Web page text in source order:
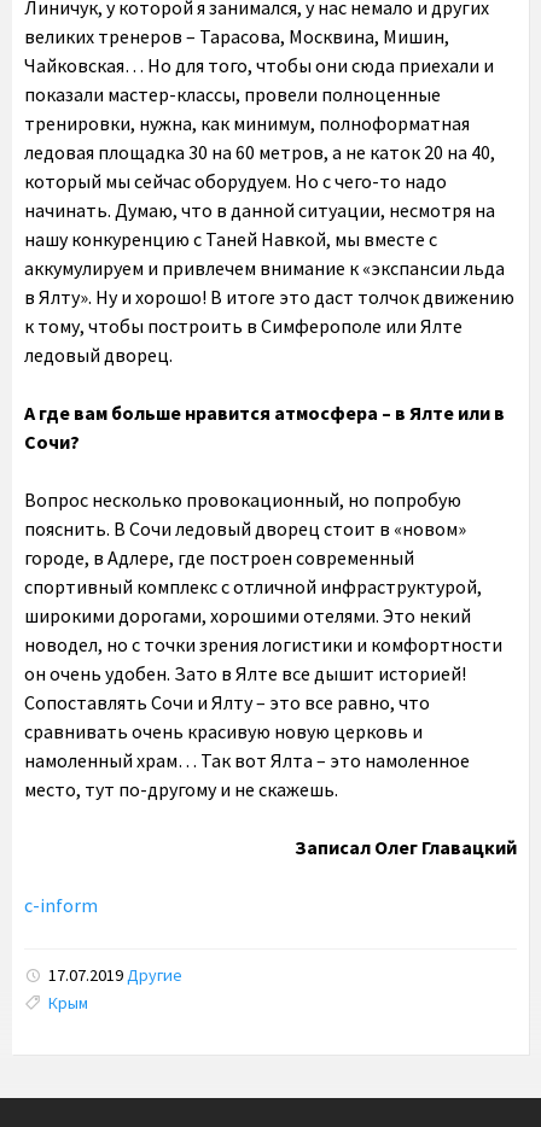
Линичук, у которой я занимался, у нас немало и других
великих тренеров – Тарасова, Москвина, Мишин,
Чайковская… Но для того, чтобы они сюда приехали и
показали мастер-классы, провели полноценные
тренировки, нужна, как минимум, полноформатная
ледовая площадка 30 на 60 метров, а не каток 20 на 40,
который мы сейчас оборудуем. Но с чего-то надо
начинать. Думаю, что в данной ситуации, несмотря на
нашу конкуренцию с Таней Навкой, мы вместе с
аккумулируем и привлечем внимание к «экспансии льда
в Ялту». Ну и хорошо! В итоге это даст толчок движению
к тому, чтобы построить в Симферополе или Ялте
ледовый дворец.
А где вам больше нравится атмосфера – в Ялте или в
Сочи?
Вопрос несколько провокационный, но попробую
пояснить. В Сочи ледовый дворец стоит в «новом»
городе, в Адлере, где построен современный
спортивный комплекс с отличной инфраструктурой,
широкими дорогами, хорошими отелями. Это некий
новодел, но с точки зрения логистики и комфортности
он очень удобен. Зато в Ялте все дышит историей!
Сопоставлять Сочи и Ялту – это все равно, что
сравнивать очень красивую новую церковь и
намоленный храм… Так вот Ялта – это намоленное
место, тут по-другому и не скажешь.
Записал Олег Главацкий
c-inform
17.07.2019Другие
Tags:
Крым